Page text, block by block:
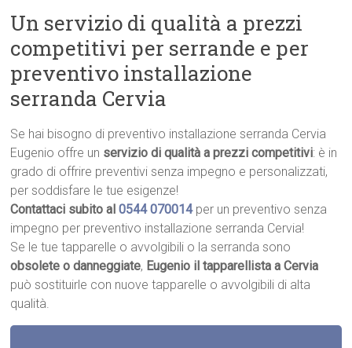
Un servizio di qualità a prezzi
competitivi per serrande e per
preventivo installazione
serranda Cervia
Se hai bisogno di preventivo installazione serranda Cervia
Eugenio offre un servizio di qualità a prezzi competitivi: è in
grado di offrire preventivi senza impegno e personalizzati,
per soddisfare le tue esigenze!
Contattaci subito al0544 070014 per un preventivo senza
impegno per preventivo installazione serranda Cervia!
Se le tue tapparelle o avvolgibili o la serranda sono
obsolete o danneggiate, Eugenio il tapparellista a Cervia
può sostituirle con nuove tapparelle o avvolgibili di alta
qualità.